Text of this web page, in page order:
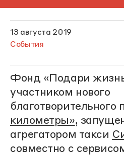
13 августа 2019
События
Фонд «Подари
участником нового
благотворительного
километры»,
агрегатором такси
совместно с